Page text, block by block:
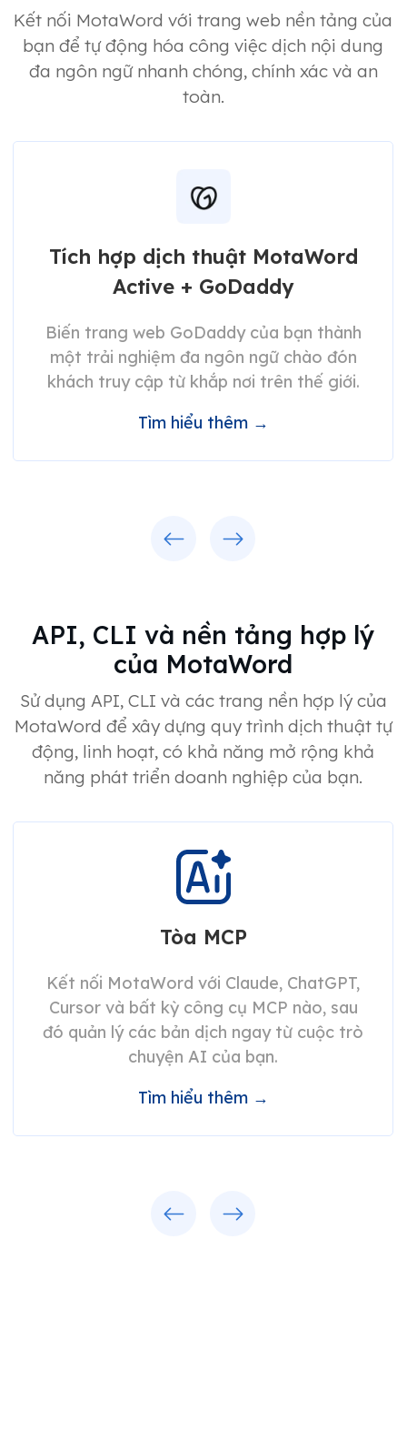
Kết nối MotaWord với trang web nền tảng của
bạn để tự động hóa công việc dịch nội dung
đa ngôn ngữ nhanh chóng, chính xác và an
toàn.
Tích hợp dịch thuật MotaWord
Active + GoDaddy
Biến trang web GoDaddy của bạn thành
một trải nghiệm đa ngôn ngữ chào đón
khách truy cập từ khắp nơi trên thế giới.
Tìm hiểu thêm →
API, CLI và nền tảng hợp lý
của MotaWord
Sử dụng API, CLI và các trang nền hợp lý của
MotaWord để xây dựng quy trình dịch thuật tự
động, linh hoạt, có khả năng mở rộng khả
năng phát triển doanh nghiệp của bạn.
Tòa MCP
Kết nối MotaWord với Claude, ChatGPT,
Cursor và bất kỳ công cụ MCP nào, sau
đó quản lý các bản dịch ngay từ cuộc trò
chuyện AI của bạn.
Tìm hiểu thêm →